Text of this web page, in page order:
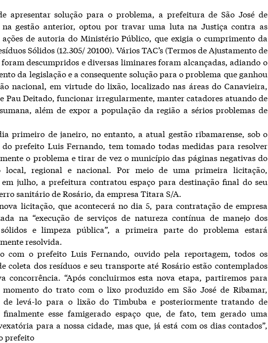
apresentar solução para o problema, a prefeitura de São José de
na gestão anterior, optou por travar uma luta na Justiça contra as
de autoria do Ministério Público, que exigia o cumprimento da
Sólidos (12.305/ 20100). Vários TAC’s (Termos de Ajustamento de
descumpridos e diversas liminares foram alcançadas, adiando o
da legislação e a consequente solução para o problema que ganhou
nacional, em virtude do lixão, localizado nas áreas do Canavieira,
Pau Deitado, funcionar irregularmente, manter catadores atuando de
além de expor a população da região a sérios problemas de
primeiro de janeiro, no entanto, a atual gestão ribamarense, sob o
do prefeito Luis Fernando, tem tomado todas medidas para resolver
o problema e tirar de vez o município das páginas negativas do
local, regional e nacional. Por meio de uma primeira licitação,
julho, a prefeitura contratou espaço para destinação final do seu
sanitário de Rosário, da empresa Titara S/A.
licitação, que acontecerá no dia 5, para contratação de empresa
na “execução de serviços de natureza contínua de manejo dos
e limpeza pública”, a primeira parte do problema estará
resolvida.
com o prefeito Luis Fernando, ouvido pela reportagem, todos os
coleta dos resíduos e seu transporte até Rosário estão contemplados
concorrência. “Após concluirmos esta nova etapa, partiremos para
do trato com o lixo produzido em São José de Ribamar,
de levá-lo para o lixão do Timbuba e posteriormente tratando de
esse famigerado espaço que, de fato, tem gerado uma
para a nossa cidade, mas que, já está com os dias contados”,
prefeito